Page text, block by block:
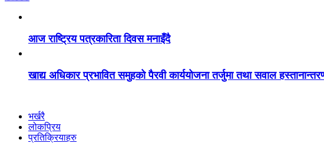
आज राष्ट्रिय पत्रकारिता दिवस मनाइँदै
खाद्य अधिकार प्रभावित समुहको पैरवी कार्ययोजना तर्जुमा तथा सवाल
भर्खरै
लोकप्रिय
प्रतिक्रियाहरु